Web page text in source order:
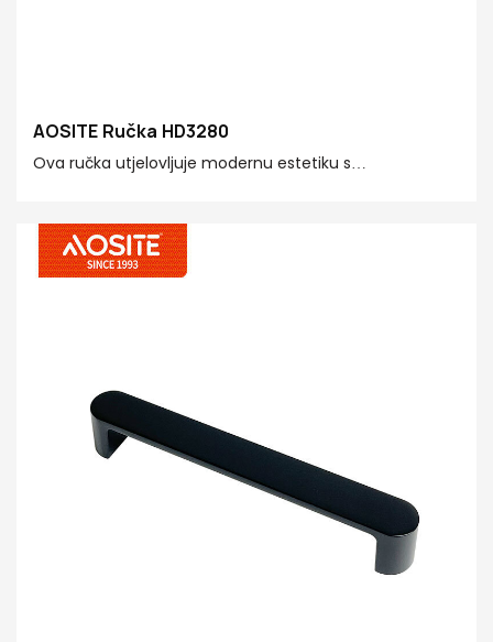
AOSITE Ručka HD3280
Ova ručka utjelovljuje modernu estetiku s
domu. Napravljena od vrhunske legure cinka za
izdržljivost, savršeno spaja funkcionalnost i estetiku